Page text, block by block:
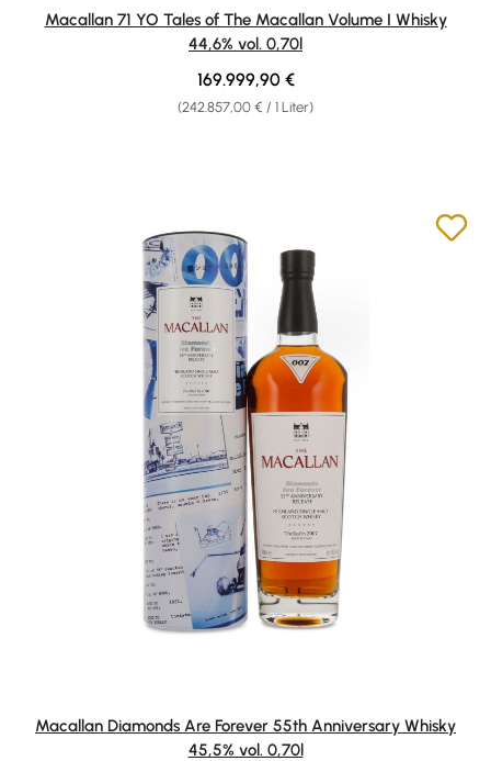
Macallan 71 YO Tales of The Macallan Volume I Whisky
44,6% vol. 0,70l
(242.857,00 € / 1 Liter)
Regulärer Preis:
169.999,90 €
Macallan Diamonds Are Forever 55th Anniversary Whisky
45,5% vol. 0,70l